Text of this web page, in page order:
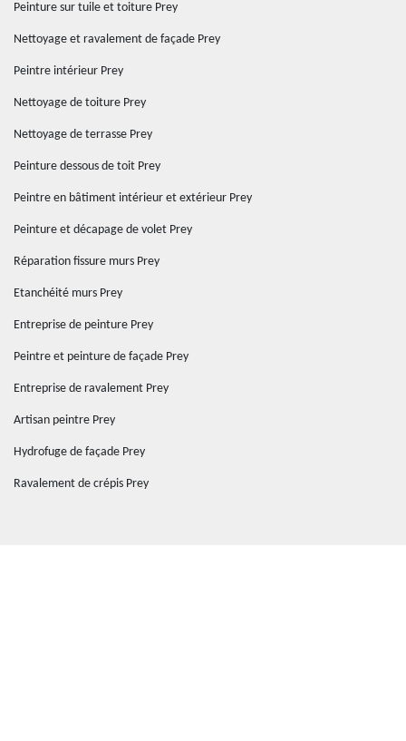
Peinture sur tuile et toiture Prey
Nettoyage et ravalement de façade Prey
Peintre intérieur Prey
Nettoyage de toiture Prey
Nettoyage de terrasse Prey
Peinture dessous de toit Prey
Peintre en bâtiment intérieur et extérieur Prey
Peinture et décapage de volet Prey
Réparation fissure murs Prey
Etanchéité murs Prey
Entreprise de peinture Prey
Peintre et peinture de façade Prey
Entreprise de ravalement Prey
Artisan peintre Prey
Hydrofuge de façade Prey
Ravalement de crépis Prey